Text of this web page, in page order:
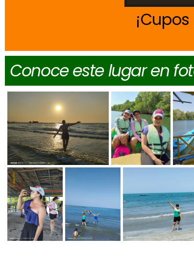
Conoce este lugar en